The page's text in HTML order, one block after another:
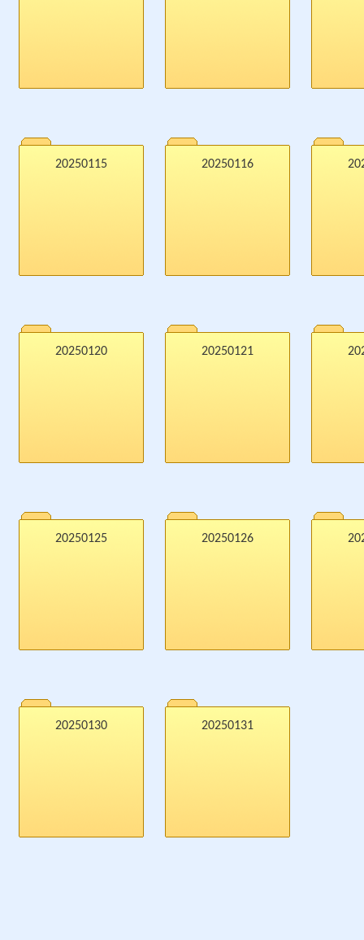
20250115 20250116
20250120 20250121
20250125 20250126
20250130 20250131